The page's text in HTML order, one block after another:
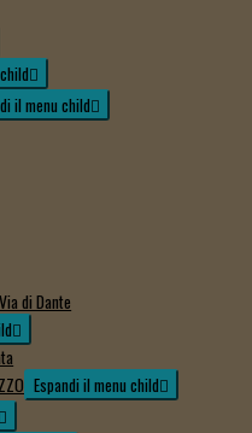
il menu child
di Dante
Espandi il menu child